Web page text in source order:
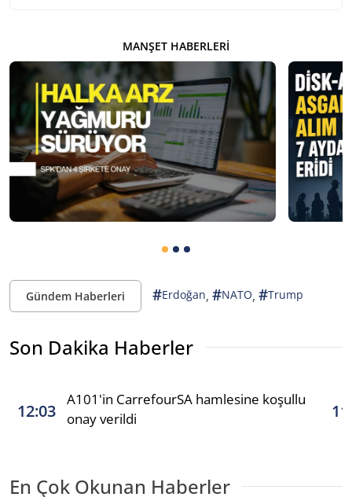
MANŞET HABERLERI
Gündem Haberleri #Erdoğan, #NATO, #Trump
Son Dakika Haberler
12:03
A101'in CarrefourSA hamlesine koşullu
onay verildi
En Çok Okunan Haberler